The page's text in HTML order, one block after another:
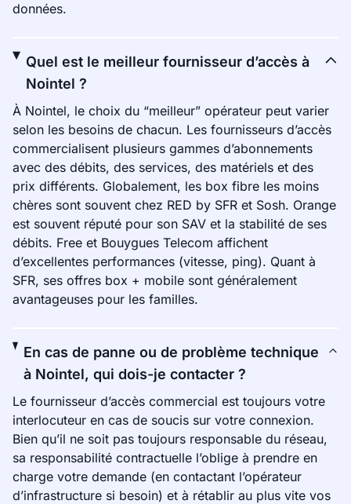
données.
Quel est le meilleur fournisseur d’accès à
Nointel ?
À Nointel, le choix du “meilleur” opérateur peut varier
selon les besoins de chacun. Les fournisseurs d’accès
commercialisent plusieurs gammes d’abonnements
avec des débits, des services, des matériels et des
prix différents. Globalement, les box fibre les moins
chères sont souvent chez RED by SFR et Sosh. Orange
est souvent réputé pour son SAV et la stabilité de ses
débits. Free et Bouygues Telecom affichent
d’excellentes performances (vitesse, ping). Quant à
SFR, ses offres box + mobile sont généralement
avantageuses pour les familles.
En cas de panne ou de problème technique
à Nointel, qui dois-je contacter ?
Le fournisseur d’accès commercial est toujours votre
interlocuteur en cas de soucis sur votre connexion.
Bien qu’il ne soit pas toujours responsable du réseau,
sa responsabilité contractuelle l’oblige à prendre en
charge votre demande (en contactant l’opérateur
d’infrastructure si besoin) et à rétablir au plus vite vos